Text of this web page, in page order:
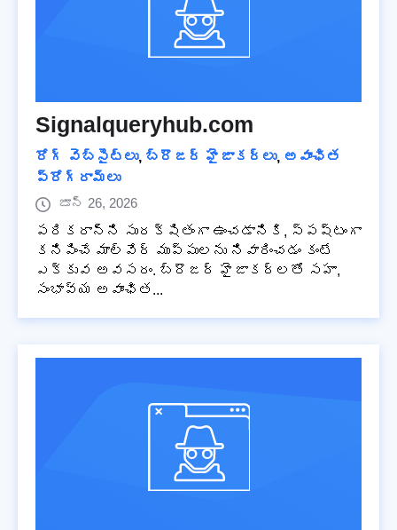
Signalqueryhub.com
రోగ్ వెబ్‌సైట్‌లు, బ్రౌజర్ హైజాకర్లు, అవాంఛిత
ప్రోగ్రామ్‌లు
జూన్ 26, 2026
పరికరాన్ని సురక్షితంగా ఉంచడానికి, స్పష్టంగా
కనిపించే మాల్వేర్ ముప్పులను నివారించడం కంటే
ఎక్కువ అవసరం. బ్రౌజర్ హైజాకర్లతో సహా,
సంభావ్య అవాంఛిత...